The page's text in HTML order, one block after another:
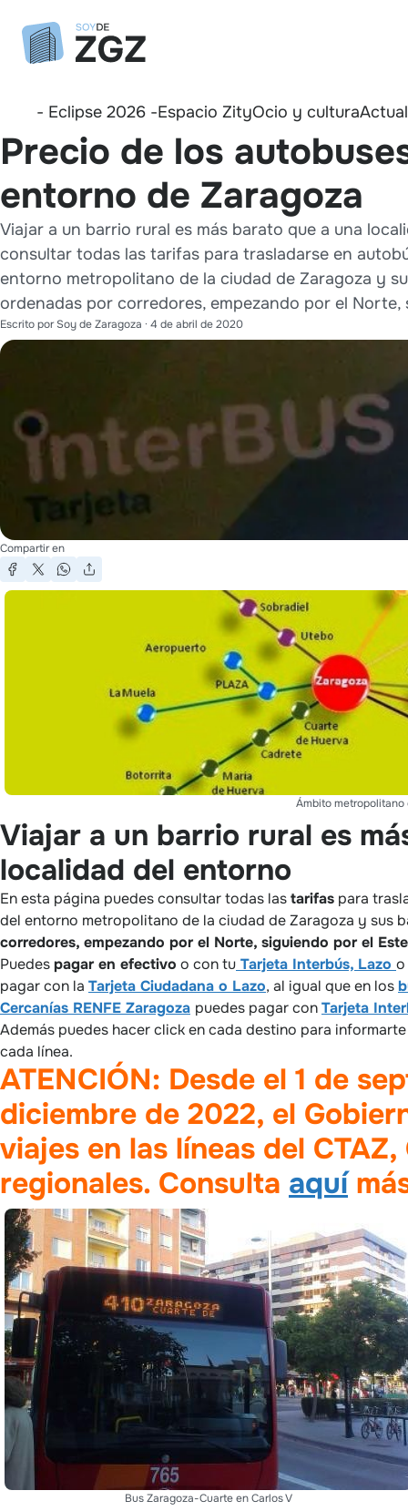
- Eclipse 2026 -Espacio ZityOcio y cultura
Precio de los
entorno de Zaragoza
Viajar a un barrio rural es más barato que a una
consultar todas las tarifas para trasladarse en
entorno metropolitano de la ciudad de Zaragoza y
ordenadas por corredores, empezando por el Norte,
Escrito porSoy de Zaragoza · 4 de abril de 2020
Compartir en
Ámbito metropolitano
Viajar a un barrio rural es
localidad del entorno
En esta página puedes consultar todas lastarifas para
del entorno metropolitano de la ciudad de Zaragoza y sus
corredores, empezando por el Norte, siguiendo por el
Puedespagar en efectivo o con tu Tarjeta Interbús, Lazo o
pagar con la Tarjeta Ciudadana o Lazo, al igual que en los
Cercanías RENFE Zaragoza puedes pagar conTarjeta
Además puedes hacer click en cada destino para
cada línea.
ATENCIÓN: Desde el 1 de
diciembre de 2022, el
viajes en las líneas del
regionales. Consulta aquí
Bus Zaragoza-Cuarte en Carlos V